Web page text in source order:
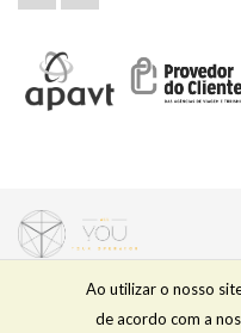
YOU TOUR OPERATOR|
Direitos Reservados |
Ao utilizar o nosso
de acordo com a